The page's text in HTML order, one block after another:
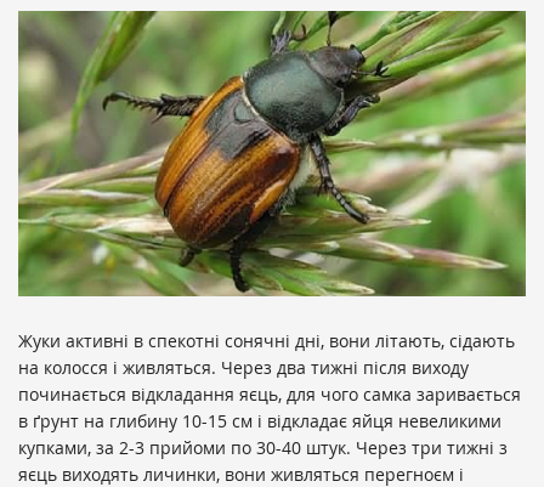
Жуки активні в спекотні сонячні дні, вони літають, сідають
на колосся і живляться. Через два тижні після виходу
починається відкладання яєць, для чого самка заривається
в ґрунт на глибину 10-15 см і відкладає яйця невеликими
купками, за 2-3 прийоми по 30-40 штук. Через три тижні з
яєць виходять личинки, вони живляться перегноєм і